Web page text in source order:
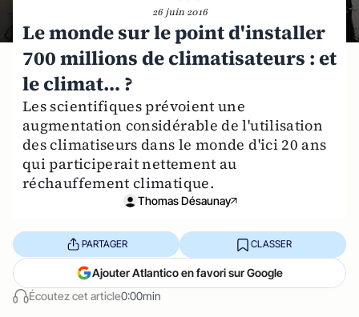
26 juin 2016
Le monde sur le point d'installer
700 millions de climatisateurs : et
le climat… ?
Les scientifiques prévoient une
augmentation considérable de l'utilisation
des climatiseurs dans le monde d'ici 20 ans
qui participerait nettement au
réchauffement climatique.
Thomas Désaunay
Écoutez cet article0:00min
PARTAGER CLASSER
Ajouter Atlantico en favori sur Google